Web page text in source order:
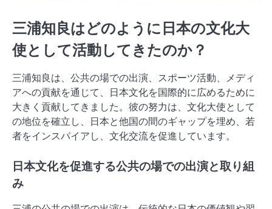
三浦知良はどのように日本の文化大
使として活動してきたのか？
三浦知良は、公共の場での出演、スポーツ活動、メディ
アへの貢献を通じて、日本文化を国際的に広めるために
大きく貢献してきました。彼の努力は、文化大使として
の地位を確立し、日本と他国の間のギャップを埋め、若
者をインスパイアし、文化交流を促進しています。
日本文化を促進する公共の場での出演と取り組
み